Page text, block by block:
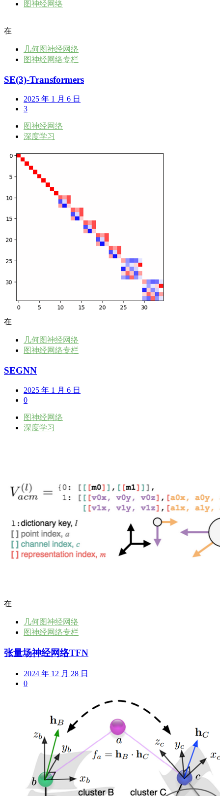
图神经网络
在
几何图神经网络
图神经网络专栏
SE(3)-Transformers
2025 年 1 月 6 日
3
图神经网络
深度学习
在
几何图神经网络
图神经网络专栏
SEGNN
2025 年 1 月 6 日
0
图神经网络
深度学习
在
几何图神经网络
图神经网络专栏
张量场神经网络TFN
2024 年 12 月 28 日
0